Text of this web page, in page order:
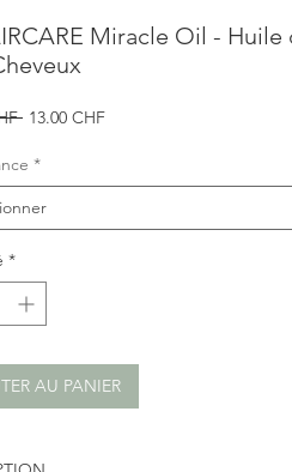
Miracle Oil - Huile
Prix
13.00 CHFPrix
*
*
AU PANIER